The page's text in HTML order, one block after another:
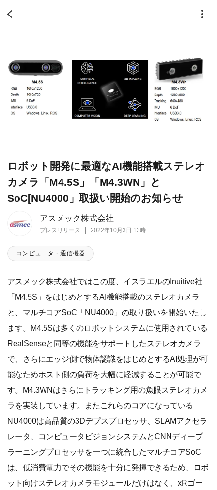
アスメック株式会社
プレスリリース 2022年10月3日 13時
ロボット開発に最適なAI機能搭載ステレオ
カメラ「M4.5S」「M4.3WN」と
SoC[NU4000」取扱い開始のお知らせ
コンピュータ・通信機器
アスメック株式会社ではこの度、イスラエルのInuitive社
「M4.5S」をはじめとするAI機能搭載のステレオカメラ
と、マルチコアSoC「NU4000」の取り扱いを開始いたし
ます。M4.5Sは多くのロボットシステムに使用されている
RealSenseと同等の機能をサポートしたステレオカメラ
で、さらにエッジ側で物体認識をはじめとするAI処理が可
能なためホスト側の負荷を大幅に軽減することが可能で
す。M4.3WNはさらにトラッキング用の魚眼ステレオカメ
ラを実装しています。またこれらのコアになっている
NU4000は高品質の3Dデプスプロセッサ、SLAMアクセラ
レータ、コンピュータビジョンシステムとCNNディープ
ラーニングプロセッサを一つに統合したマルチコアSoC
は、低消費電力でその機能を十分に発揮できるため、ロボ
ット向けステレオカメラモジュールだけはなく、xRゴー